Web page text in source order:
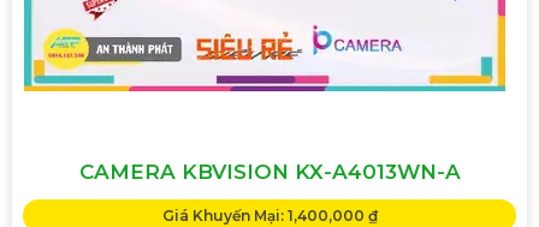
CAMERA KBVISION KX-A4013WN-A
Giá Khuyến Mại: 1,400,000 ₫